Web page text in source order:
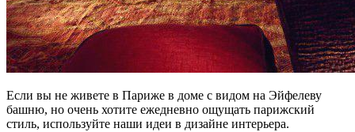
Если вы не живете в Париже в доме с видом на Эйфелеву
башню, но очень хотите ежедневно ощущать парижский
стиль, используйте наши идеи в дизайне интерьера.